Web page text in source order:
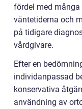
fördel med
väntetiderna och
på tidigare
vårdgivare.
Efter en
individanpassad
konservativa
användning av